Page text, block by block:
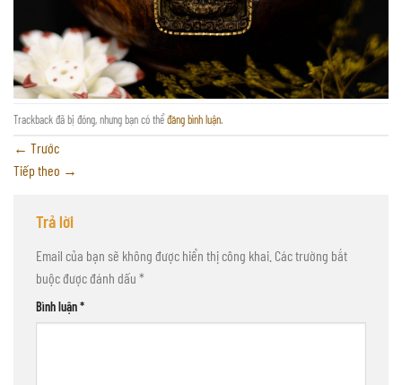
Trackback đã bị đóng, nhưng bạn có thểđăng bình luận.
← Trước
Tiếp theo →
Trả lời
Email của bạn sẽ không được hiển thị công khai. Các trường bắt
buộc được đánh dấu *
Bình luận*